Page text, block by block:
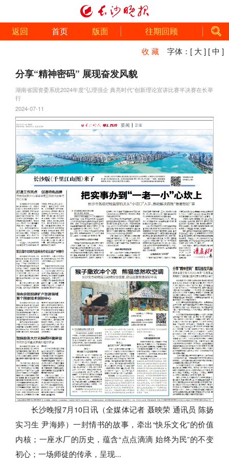
返回 首页 版面 往期回顾
收 藏 字体： [ 大 ] [ 中 ]
分享“精神密码” 展现奋发风貌
湖南省国资委系统2024年度“弘理强企 典亮时代”创新理论宣讲比赛半决赛在长举
行
2024-07-11
长沙晚报7月10日讯（全媒体记者 聂映荣 通讯员 陈扬
实习生 尹海婷）一封情书的故事，牵出“快乐文化”的价值
内核；一座水厂的历史，蕴含“点点滴滴 始终为民”的不变
初心；一场师徒的传承，呈现...